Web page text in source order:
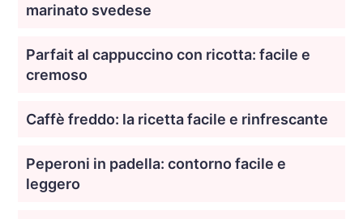
marinato svedese
Parfait al cappuccino con ricotta: facile e
cremoso
Caffè freddo: la ricetta facile e rinfrescante
Peperoni in padella: contorno facile e
leggero